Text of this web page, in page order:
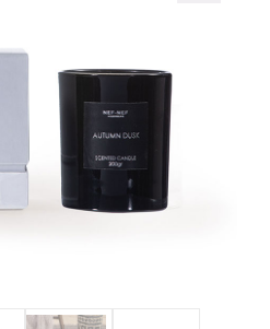
επιλεγούν
σελίδα
προϊόντος